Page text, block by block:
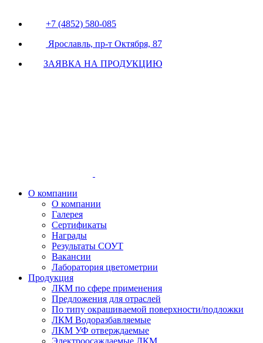
+7 (4852) 580-085
Ярославль, пр-т Октября, 87
ЗАЯВКА НА ПРОДУКЦИЮ
О компании
О компании
Галерея
Сертификаты
Награды
Результаты СОУТ
Вакансии
Лаборатория цветометрии
Продукция
ЛКМ по сфере применения
Предложения для отраслей
По типу окрашиваемой поверхности/подложки
ЛКМ Водоразбавляемые
ЛКМ УФ отверждаемые
Электроосаждаемые ЛКМ